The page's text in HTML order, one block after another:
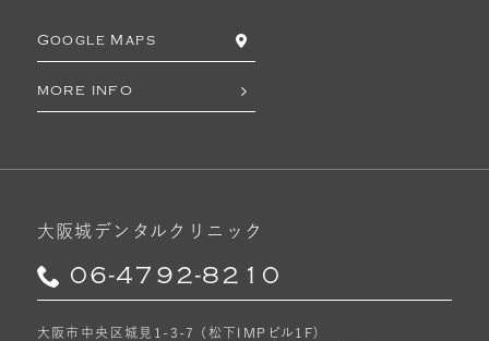
Google Maps
MORE INFO
大阪城デンタルクリニック
06-4792-8210
大阪市中央区城見1-3-7 （松下IMPビル1F）